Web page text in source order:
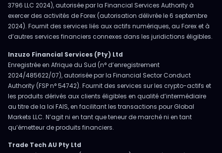
3796 LLC 2024), autorisée par la Financial Services Authority à
exercer des activités de Forex (autorisation délivrée le 6 septembre
2024). Fournit des services liés aux actifs numériques, au Forex et à
d’autres services financiers connexes dans les juridictions éligibles.
Inzuzo Financial Services (Pty) Ltd
Enregistrée en Afrique du Sud (n° d’enregistrement
2024/485622/07), autorisée par la Financial Sector Conduct
Authority (FSP n° 54742). Fournit des services sur les crypto-actifs et
les produits dérivés aux clients éligibles en qualité d’intermédiaire
au titre de la loi FAIS, en facilitant les transactions pour Global
Markets LLC. N’agit ni en tant que teneur de marché ni en tant
qu’émetteur de produits financiers.
Trade Tech AU Pty Ltd